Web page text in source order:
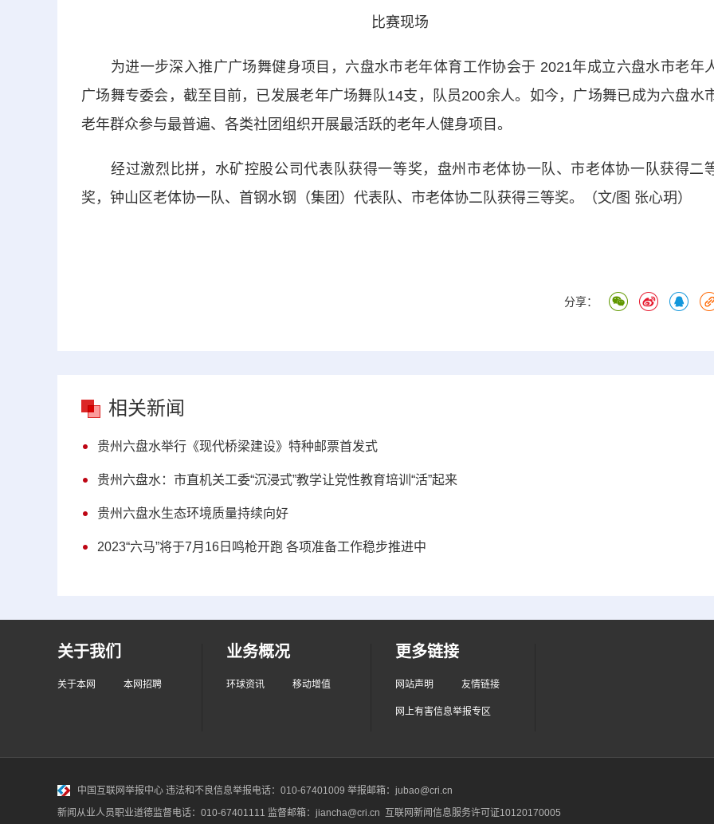
比赛现场
为进一步深入推广广场舞健身项目，六盘水市老年体育工作协会于 2021年成立六盘水市老年
广场舞专委会，截至目前，已发展老年广场舞队14支，队员200余人。如今，广场舞已成为六盘水
老年群众参与最普遍、各类社团组织开展最活跃的老年人健身项目。
经过激烈比拼，水矿控股公司代表队获得一等奖，盘州市老体协一队、市老体协一队获得二
奖，钟山区老体协一队、首钢水钢（集团）代表队、市老体协二队获得三等奖。（文/图 张心玥）
分享：
相关新闻
贵州六盘水举行《现代桥梁建设》特种邮票首发式
贵州六盘水：市直机关工委“沉浸式”教学让党性教育培训“活”起来
贵州六盘水生态环境质量持续向好
2023“六马”将于7月16日鸣枪开跑 各项准备工作稳步推进中
关于我们
关于本网 本网招聘
业务概况
环球资讯 移动增值
更多链接
网站声明 友情链接
网上有害信息举报专区
中国互联网举报中心 违法和不良信息举报电话：010-67401009 举报邮箱：jubao@cri.cn
新闻从业人员职业道德监督电话：010-67401111 监督邮箱：jiancha@cri.cn 互联网新闻信息服务许可证10120170005